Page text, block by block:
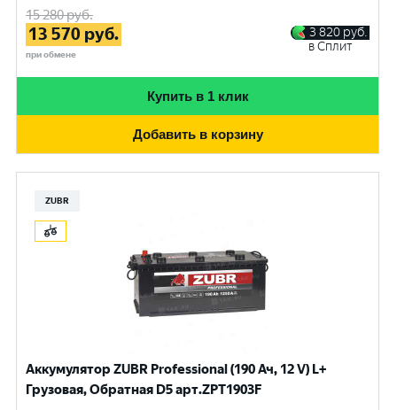
15 280руб.
13 570 руб.
при обмене
3 820 руб.
в Сплит
Купить в 1 клик
Добавить в корзину
ZUBR
Аккумулятор ZUBR Professional (190 Ач, 12 V) L+
Грузовая, Обратная D5 арт.ZPT1903F